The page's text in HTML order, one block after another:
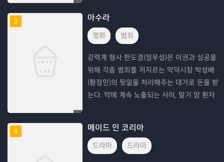
3 아수라
영화 범죄
강력계 형사 한도경(정우성)은 이권과 성공을
위해 각종 범죄를 저지르는 악덕시장 박성배
(황정민)의 뒷일을 처리해주는 대가로 돈을 받
는다. 악에 계속 노출되는 사이, 말기 암 환자
약
4 메이드 인 코리아
드라마 드라마